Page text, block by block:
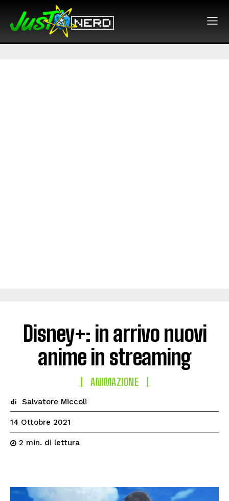
Disney+: in arrivo nuovi
anime in streaming
ANIMAZIONE
di Salvatore Miccoli
14 Ottobre 2021
2 min. di lettura